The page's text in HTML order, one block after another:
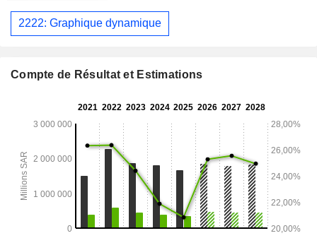
2222: Graphique dynamique
Compte de Résultat et Estimations